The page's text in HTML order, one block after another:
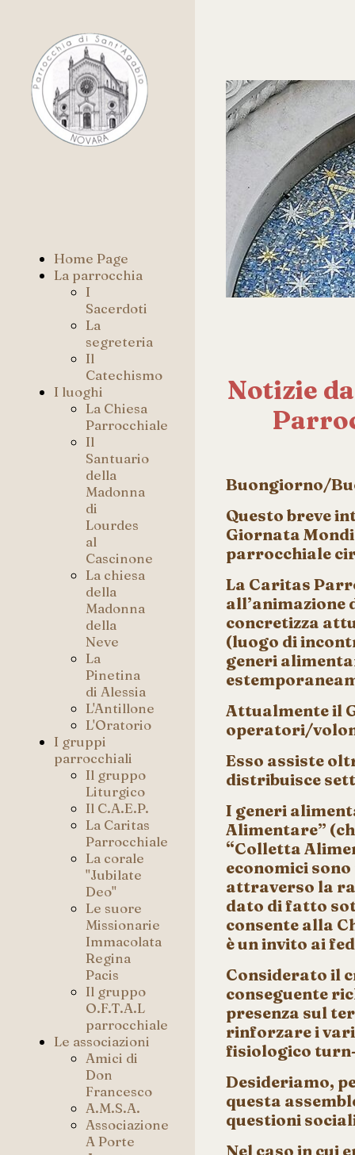
Home Page
La parrocchia
I
Sacerdoti
La
segreteria
Il
Catechismo
I luoghi
La Chiesa
Parrocchiale
Il
Santuario
della
Madonna
di
Lourdes
al
Cascinone
La chiesa
della
Madonna
della
Neve
La
Pinetina
di Alessia
L'Antillone
L'Oratorio
I gruppi
parrocchiali
Il gruppo
Liturgico
Il C.A.E.P.
La Caritas
Parrocchiale
La corale
"Jubilate
Deo"
Le suore
Missionarie
Immacolata
Regina
Pacis
Il gruppo
O.F.T.A.L
parrocchiale
Le associazioni
Amici di
Don
Francesco
A.M.S.A.
Associazione
A Porte
Notizie
Buongiorno/
Questo breve
Giornata
parrocchiale
La Caritas
all’animazione
concretizza
(luogo di
generi
Attualmente il
operatori/
Esso assiste
distribuisce
I generi
Alimentare”
“Colletta
economici
attraverso la
dato di fatto
consente alla
è un invito ai
Considerato il
conseguente
presenza sul
rinforzare i
fisiologico
Desideriamo,
questa
questioni
Nel caso in cui